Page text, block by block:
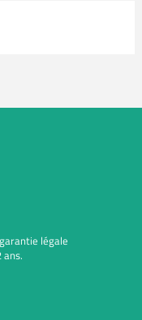
légale